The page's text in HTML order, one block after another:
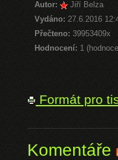
Autor:
Jiří Belza
Vydáno: 27.6.2016
Přečteno:39953409x
Hodnocení: 1
Formát pro
Komentáře